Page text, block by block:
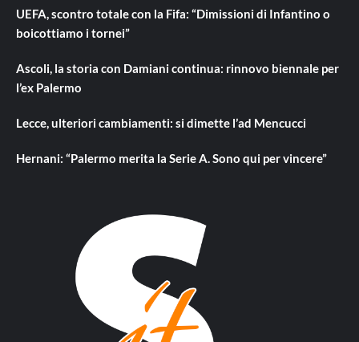
UEFA, scontro totale con la Fifa: “Dimissioni di Infantino o
boicottiamo i tornei”
Ascoli, la storia con Damiani continua: rinnovo biennale per
l’ex Palermo
Lecce, ulteriori cambiamenti: si dimette l’ad Mencucci
Hernani: “Palermo merita la Serie A. Sono qui per vincere”